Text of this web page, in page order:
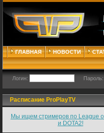
ГЛАВНАЯ НОВОСТИ
Логин: Пароль:
Расписание ProPlayTV
Мы ищем стримеров по League
и DOTA2!